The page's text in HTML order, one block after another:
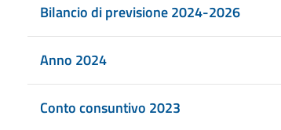
Bilancio di previsione 2024-2026
Anno 2024
Conto consuntivo 2023